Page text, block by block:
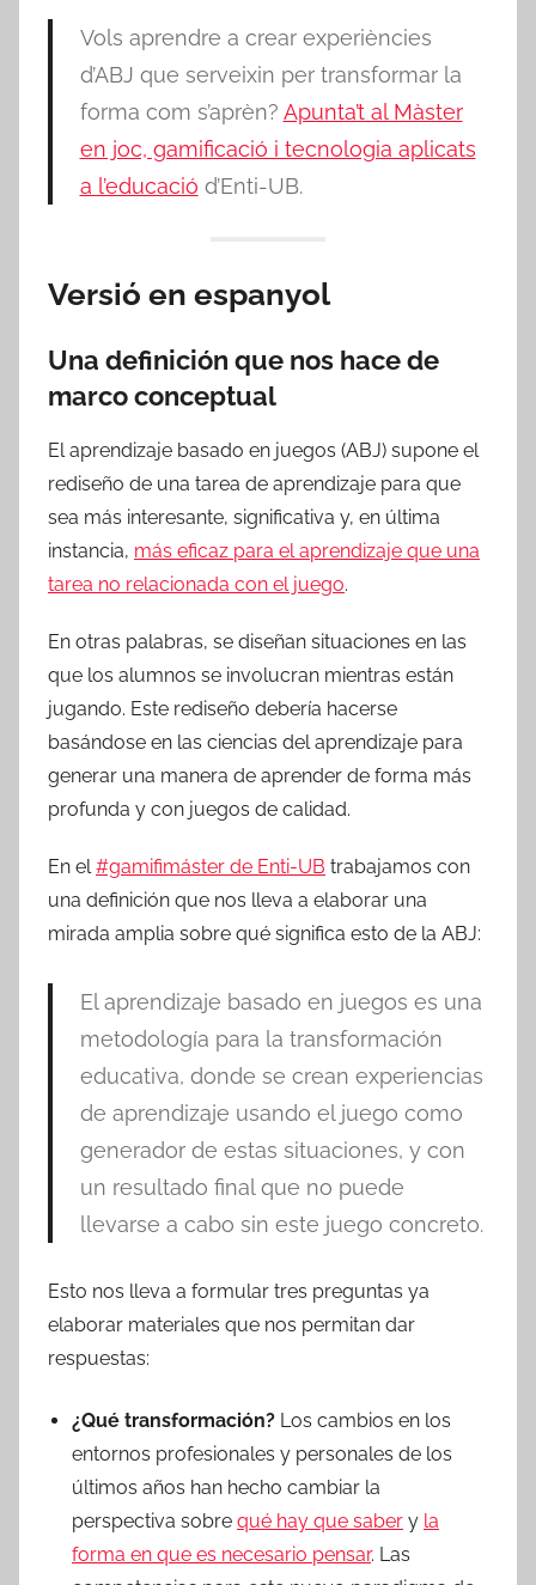
Vols aprendre a crear experiències
d’ABJ que serveixin per transformar la
forma com s’aprèn? Apunta’t al Màster
en joc, gamificació i tecnologia aplicats
a l’educació d’Enti-UB.
Versió en espanyol
Una definición que nos hace de
marco conceptual
El aprendizaje basado en juegos (ABJ) supone el
rediseño de una tarea de aprendizaje para que
sea más interesante, significativa y, en última
instancia, más eficaz para el aprendizaje que una
tarea no relacionada con el juego.
En otras palabras, se diseñan situaciones en las
que los alumnos se involucran mientras están
jugando. Este rediseño debería hacerse
basándose en las ciencias del aprendizaje para
generar una manera de aprender de forma más
profunda y con juegos de calidad.
En el#gamifimáster de Enti-UB trabajamos con
una definición que nos lleva a elaborar una
mirada amplia sobre qué significa esto de la ABJ:
El aprendizaje basado en juegos es una
metodología para la transformación
educativa, donde se crean experiencias
de aprendizaje usando el juego como
generador de estas situaciones, y con
un resultado final que no puede
llevarse a cabo sin este juego concreto.
Esto nos lleva a formular tres preguntas ya
elaborar materiales que nos permitan dar
respuestas:
¿Qué transformación? Los cambios en los
entornos profesionales y personales de los
últimos años han hecho cambiar la
perspectiva sobre qué hay que saber y la
forma en que es necesario pensar. Las